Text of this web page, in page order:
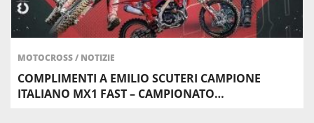
MOTOCROSS/ NOTIZIE
COMPLIMENTI A EMILIO SCUTERI CAMPIONE
ITALIANO MX1 FAST – CAMPIONATO…